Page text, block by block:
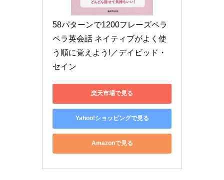
58パターンで1200フレーズペラ
ペラ英会話 ネイティブがよく使
う順に覚えよう!／デイビッド・
セイン
楽天市場で見る
Yahoo!ショッピングで見る
Amazonで見る